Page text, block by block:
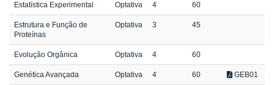
Estatística Experimental Optativa 4 60
Estrutura e Função de
Proteínas
Optativa 3 45
Evolução Orgânica Optativa 4 60
Genética Avançada Optativa 4 60 GEB01